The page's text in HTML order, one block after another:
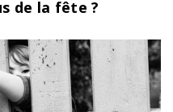
de la fête ?